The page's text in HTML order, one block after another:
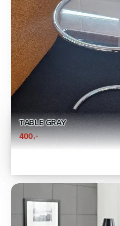
TABLE GRAY
400,-